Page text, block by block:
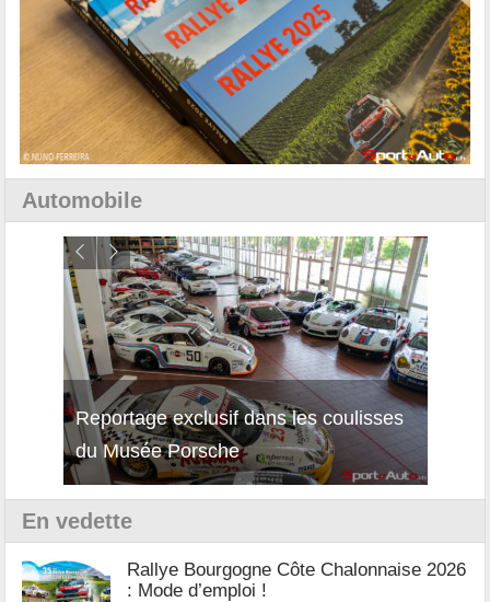
Automobile
Reportage exclusif dans les coulisses
du Musée Porsche
En vedette
Rallye Bourgogne Côte Chalonnaise 2026
: Mode d’emploi !